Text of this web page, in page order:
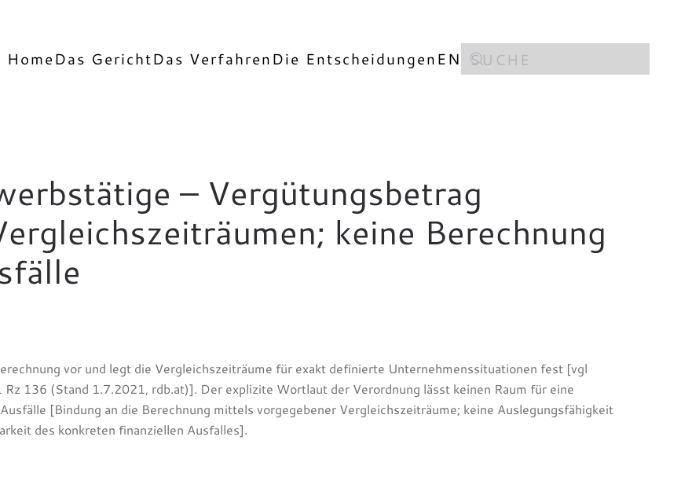
HomeDas GerichtDas VerfahrenDie EntscheidungenEN
– Vergütungsbetrag
keine Berechnung
vor und legt die Vergleichszeiträume für exakt definierte Unternehmenssituationen fest [vgl
Rz 136 (Stand 1.7.2021, rdb.at)]. Der explizite Wortlaut der Verordnung lässt keinen Raum für eine
[Bindung an die Berechnung mittels vorgegebener Vergleichszeiträume; keine Auslegungsfähigkeit
des konkreten finanziellen Ausfalles].